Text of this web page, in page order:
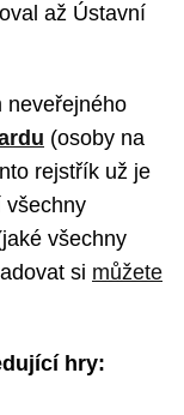
až Ústavní
neveřejného
(osoby na
rejstřík už je
všechny
všechny
si můžete
hry: